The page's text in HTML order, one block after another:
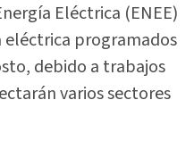
Eléctrica (ENEE)
eléctrica programados
debido a trabajos
varios sectores